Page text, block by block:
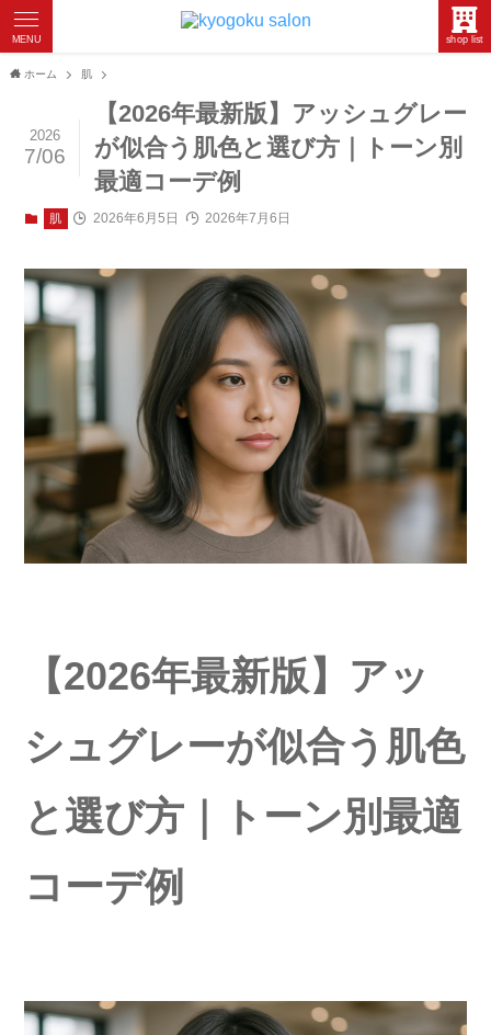
shop list
MENU
ホーム 肌
【2026年最新版】アッシュグレー
が似合う肌色と選び方｜トーン別
最適コーデ例
2026
7/06
肌 2026年6月5日 2026年7月6日
【2026年最新版】アッ
シュグレーが似合う肌色
と選び方｜トーン別最適
コーデ例